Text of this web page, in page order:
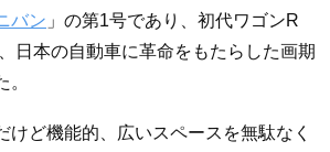
バン 」の第1号であり、初代ワゴンR
日本の自動車に革命をもたらした画期
けど機能的、広いスペースを無駄なく